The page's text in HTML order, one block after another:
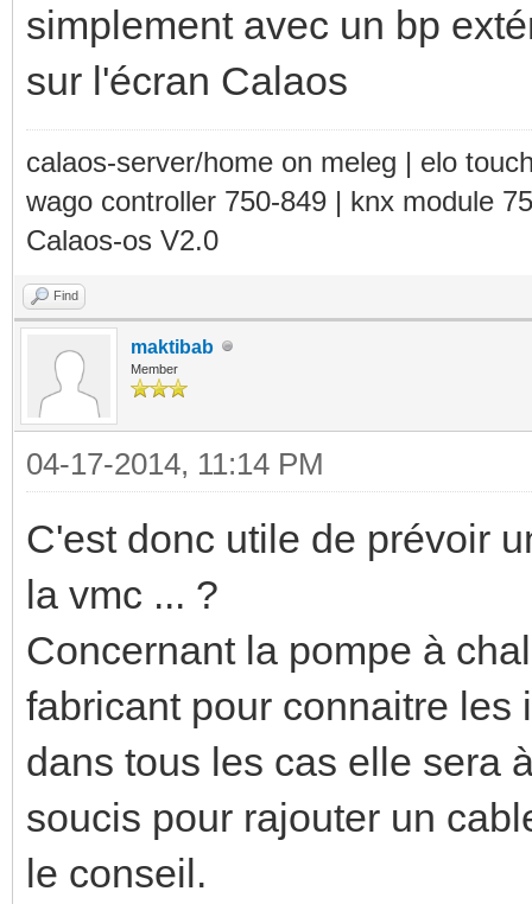
simplement avec un bp
sur l'écran Calaos
calaos-server/home on meleg | elo
wago controller 750-849 | knx module
Calaos-os V2.0
Find
maktibab
Member
04-17-2014, 11:14 PM
C'est donc utile de prévoir
la vmc ... ?
Concernant la pompe à
fabricant pour connaitre les
dans tous les cas elle sera
soucis pour rajouter un
le conseil.